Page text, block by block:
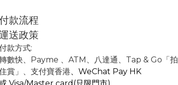
款流程
送政策
款方式:
數快、Payme 、 ATM 、
八達通、Tap & Go「拍
賞」 、支付寶香港、 WeChat Pay HK